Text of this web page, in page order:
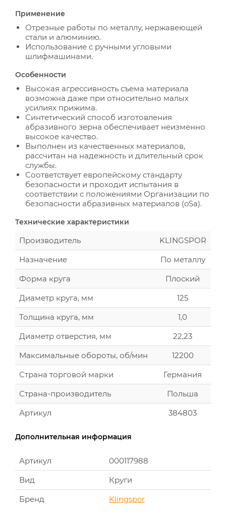
Применение
Отрезные работы по металлу, нержавеющей
стали и алюминию.
Использование с ручными угловыми
шлифмашинами.
Особенности
Высокая агрессивность съема материала
возможна даже при относительно малых
усилиях прижима.
Синтетический способ изготовления
абразивного зерна обеспечивает неизменно
высокое качество.
Выполнен из качественных материалов,
рассчитан на надежность и длительный срок
службы.
Соответствует европейскому стандарту
безопасности и проходит испытания в
соответствии с положениями Организации по
безопасности абразивных материалов (oSa).
Технические характеристики
Производитель
KLINGSPOR
Назначение
По металлу
Форма круга
Плоский
Диаметр круга, мм
125
Толщина круга, мм
1,0
Диаметр отверстия, мм
22,23
Максимальные обороты, об/мин
12200
Страна торговой марки
Германия
Страна-производитель
Польша
Артикул
384803
Дополнительная информация
Артикул
000117988
Вид
Круги
Бренд
Klingspor